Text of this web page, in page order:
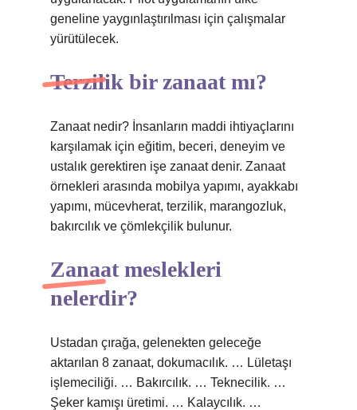
geneline yaygınlaştırılması için çalışmalar
yürütülecek.
Terzilik bir zanaat mı?
Zanaat nedir? İnsanların maddi ihtiyaçlarını
karşılamak için eğitim, beceri, deneyim ve
ustalık gerektiren işe zanaat denir. Zanaat
örnekleri arasında mobilya yapımı, ayakkabı
yapımı, mücevherat, terzilik, marangozluk,
bakırcılık ve çömlekçilik bulunur.
Zanaat meslekleri
nelerdir?
Ustadan çırağa, gelenekten geleceğe
aktarılan 8 zanaat, dokumacılık. … Lületaşı
işlemeciliği. … Bakırcılık. … Teknecilik. …
Şeker kamışı üretimi. … Kalaycılık. …